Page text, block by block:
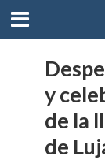
y
de la
de